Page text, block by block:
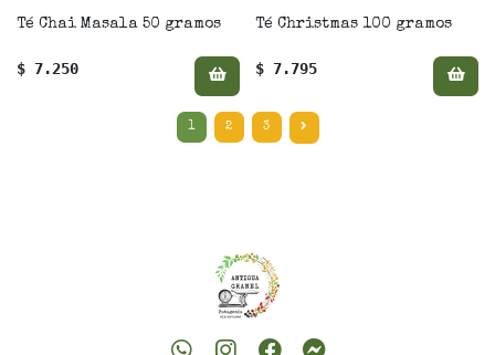
Té Chai Masala 50 gramos
$ 7.250
Té Christmas 100 gramos
$ 7.795
1 2 3